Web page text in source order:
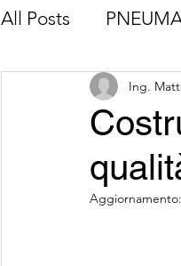
All Posts
CUSCINETTI
Ing.
Aggiornamento: